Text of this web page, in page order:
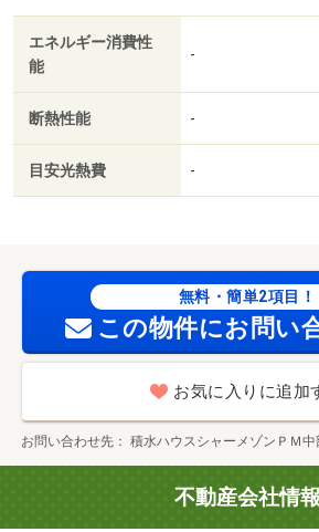
地内ゴ・駐輪場：なし/鍵交換費用
ニング費 73700円
エネルギー消費性
能
-
断熱性能 -
目安光熱費 -
無料・簡単2項目！
この物件にお問い
お気に入りに追加
お問い合わせ先 積水ハウスシャーメゾンＰＭ
不動産会社情報